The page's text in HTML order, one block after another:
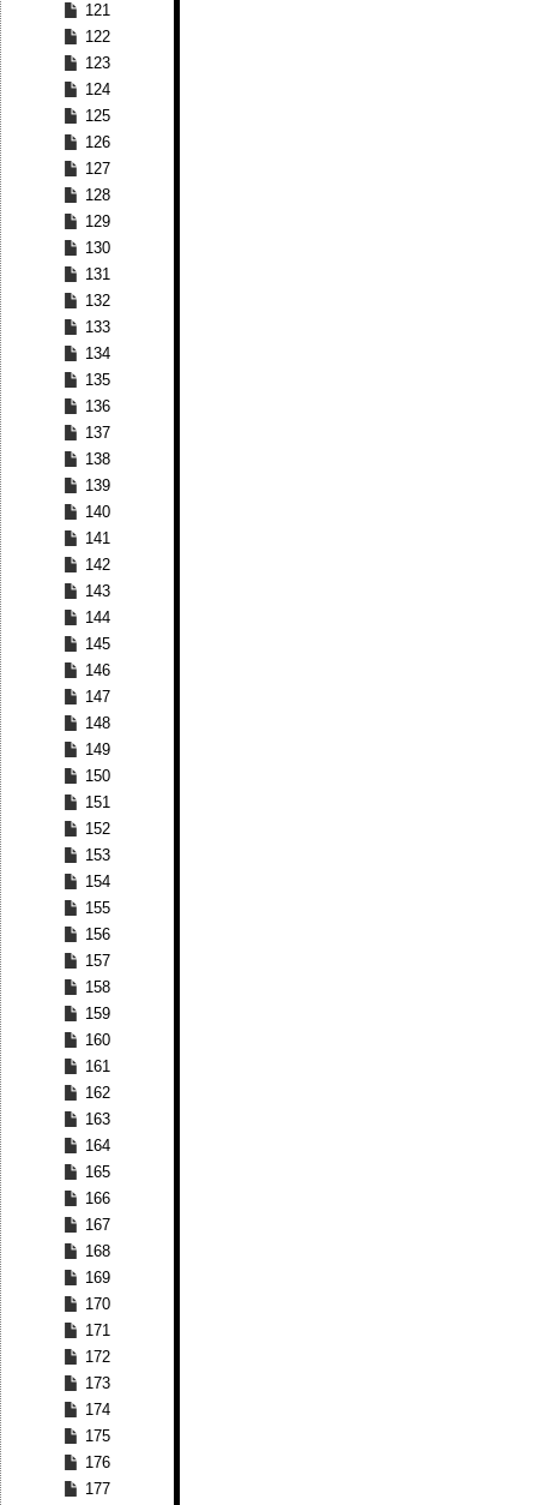
121
122
123
124
125
126
127
128
129
130
131
132
133
134
135
136
137
138
139
140
141
142
143
144
145
146
147
148
149
150
151
152
153
154
155
156
157
158
159
160
161
162
163
164
165
166
167
168
169
170
171
172
173
174
175
176
177